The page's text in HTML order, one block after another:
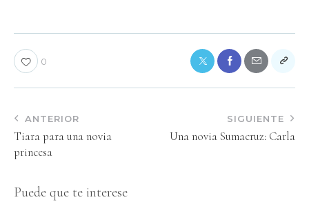
0
ANTERIOR
Tiara para una novia
princesa
SIGUIENTE
Una novia Sumacruz: Carla
Puede que te interese